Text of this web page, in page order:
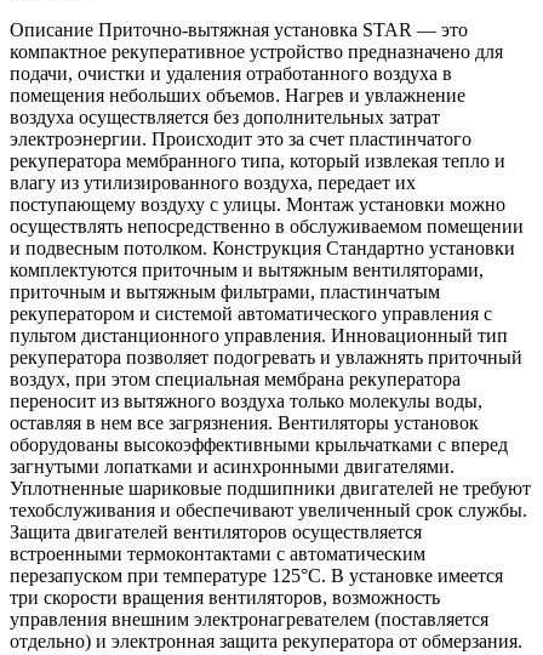
Описание Приточно-вытяжная установка STAR — это
компактное рекуперативное устройство предназначено для
подачи, очистки и удаления отработанного воздуха в
помещения небольших объемов. Нагрев и увлажнение
воздуха осуществляется без дополнительных затрат
электроэнергии. Происходит это за счет пластинчатого
рекуператора мембранного типа, который извлекая тепло и
влагу из утилизированного воздуха, передает их
поступающему воздуху с улицы. Монтаж установки можно
осуществлять непосредственно в обслуживаемом помещении
и подвесным потолком. Конструкция Стандартно установки
комплектуются приточным и вытяжным вентиляторами,
приточным и вытяжным фильтрами, пластинчатым
рекуператором и системой автоматического управления с
пультом дистанционного управления. Инновационный тип
рекуператора позволяет подогревать и увлажнять приточный
воздух, при этом специальная мембрана рекуператора
переносит из вытяжного воздуха только молекулы воды,
оставляя в нем все загрязнения. Вентиляторы установок
оборудованы высокоэффективными крыльчатками с вперед
загнутыми лопатками и асинхронными двигателями.
Уплотненные шариковые подшипники двигателей не требуют
техобслуживания и обеспечивают увеличенный срок службы.
Защита двигателей вентиляторов осуществляется
встроенными термоконтактами с автоматическим
перезапуском при температуре 125°С. В установке имеется
три скорости вращения вентиляторов, возможность
управления внешним электронагревателем (поставляется
отдельно) и электронная защита рекуператора от обмерзания.